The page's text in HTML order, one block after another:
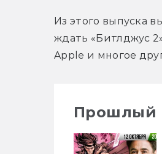
Из этого выпуска
ждать «Битлджус
Apple и многое
Прошлый